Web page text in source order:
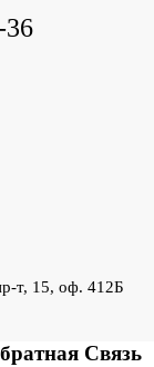
36
т, 15, оф. 412Б
Связь